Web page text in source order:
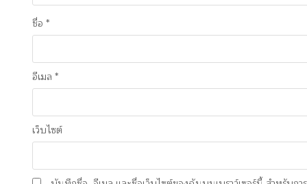
ชื่อ *
อีเมล *
เว็บไซต์